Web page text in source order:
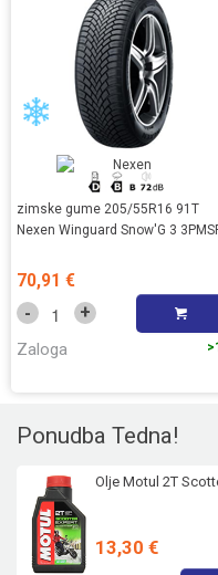
zimske gume 205/55R16 91T
Nexen Winguard Snow'G 3
70,91 €
- +
Zaloga
Ponudba Tedna!
Olje Motul 2T
13,30 €